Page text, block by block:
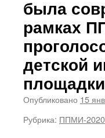
была
рамках
детской
Опубликовано 15
Рубрика: ППМИ-